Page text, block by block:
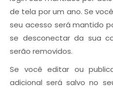
de tela por um ano. Se
seu acesso será mantido
se desconectar da sua
serão removidos.
Se você editar ou
adicional será salvo no